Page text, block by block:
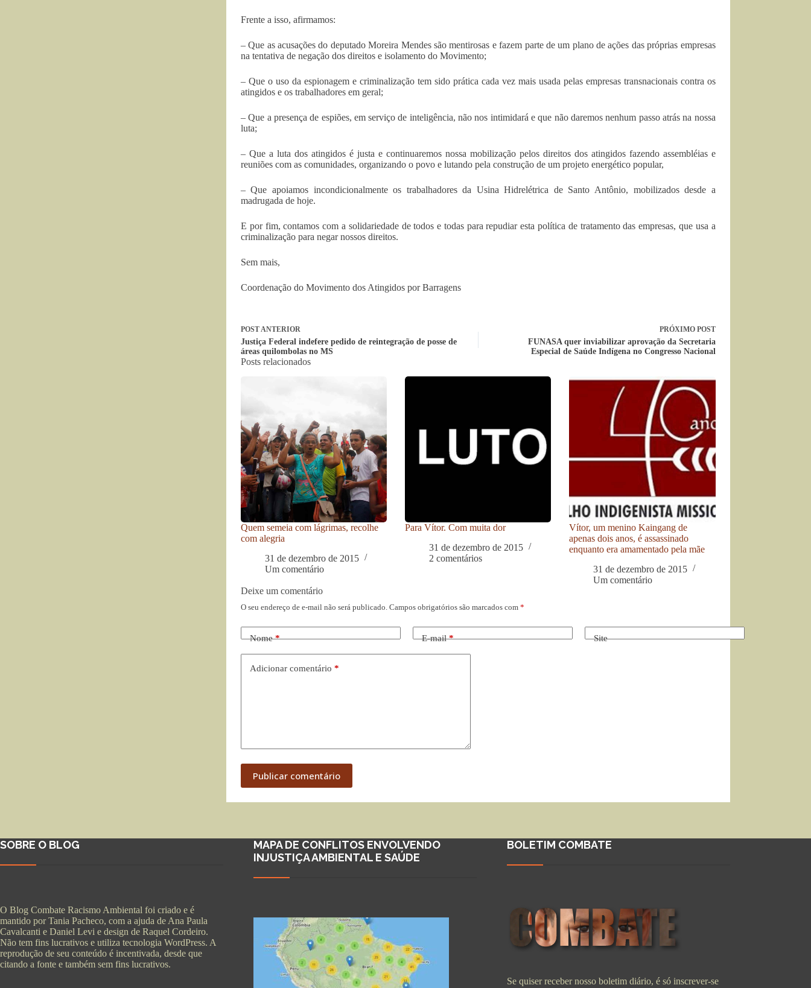
Frente a isso, afirmamos:
– Que as acusações do deputado Moreira Mendes são mentirosas e fazem parte de um plano de ações das próprias empresas
na tentativa de negação dos direitos e isolamento do Movimento;
– Que o uso da espionagem e criminalização tem sido prática cada vez mais usada pelas empresas transnacionais contra os
atingidos e os trabalhadores em geral;
– Que a presença de espiões, em serviço de inteligência, não nos intimidará e que não daremos nenhum passo atrás na nossa
luta;
– Que a luta dos atingidos é justa e continuaremos nossa mobilização pelos direitos dos atingidos fazendo assembléias e
reuniões com as comunidades, organizando o povo e lutando pela construção de um projeto energético popular,
– Que apoiamos incondicionalmente os trabalhadores da Usina Hidrelétrica de Santo Antônio, mobilizados desde a
madrugada de hoje.
E por fim, contamos com a solidariedade de todos e todas para repudiar esta política de tratamento das empresas, que usa a
criminalização para negar nossos direitos.
Sem mais,
Coordenação do Movimento dos Atingidos por Barragens
POSTANTERIOR
Justiça Federal indefere pedido de reintegração de posse de
áreas quilombolas no MS
PRÓXIMO POST
FUNASA quer inviabilizar aprovação da Secretaria
Especial de Saúde Indígena no Congresso Nacional
Posts relacionados
Quem semeia com lágrimas, recolhe
com alegria
31 de dezembro de 2015
Um comentário
Para Vítor. Com muita dor
31 de dezembro de 2015
2 comentários
Vítor, um menino Kaingang de
apenas dois anos, é assassinado
enquanto era amamentado pela mãe
31 de dezembro de 2015
Um comentário
Deixe um comentário
O seu endereço de e-mail não será publicado. Campos obrigatórios são marcados com *
Nome* E-mail* Site
Adicionar comentário *
Publicar comentário
SOBRE O BLOG
O Blog Combate Racismo Ambiental foi criado e é
mantido por Tania Pacheco, com a ajuda de Ana Paula
Cavalcanti e Daniel Levi e design de Raquel Cordeiro.
Não tem fins lucrativos e utiliza tecnologia WordPress. A
reprodução de seu conteúdo é incentivada, desde que
citando a fonte e também sem fins lucrativos.
MAPA DE CONFLITOS ENVOLVENDO
INJUSTIÇA AMBIENTAL E SAÚDE
BOLETIM COMBATE
Se quiser receber nosso boletim diário, é só inscrever-se